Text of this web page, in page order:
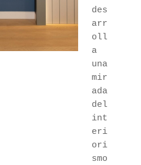
des
arr
oll
a
una
mir
ada
del
int
eri
ori
smo